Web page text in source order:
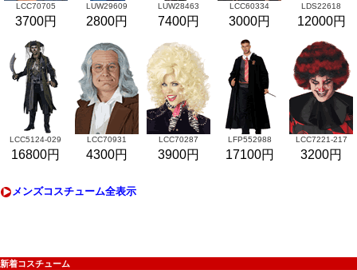
LCC70705
3700円
LUW29609
2800円
LUW28463
7400円
LCC60334
3000円
LDS22618
12000円
LCC5124-029
16800円
LCC70931
4300円
LCC70287
3900円
LFP552988
17100円
LCC7221-217
3200円
メンズコスチューム全表示
新着コスチューム